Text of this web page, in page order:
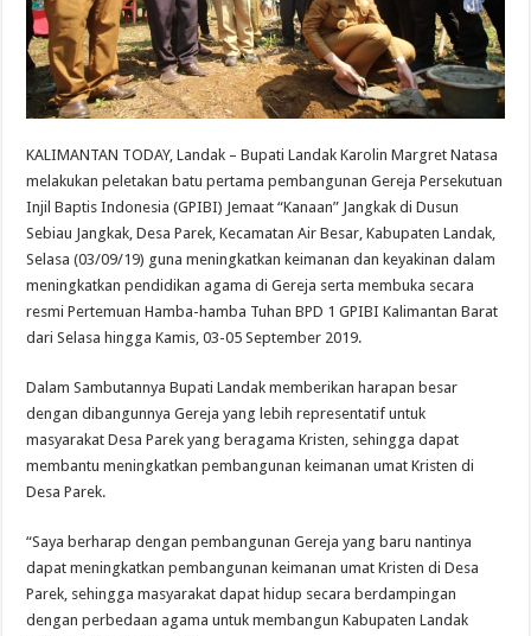
KALIMANTAN TODAY, Landak – Bupati Landak Karolin Margret Natasa
melakukan peletakan batu pertama pembangunan Gereja Persekutuan
Injil Baptis Indonesia (GPIBI) Jemaat “Kanaan” Jangkak di Dusun
Sebiau Jangkak, Desa Parek, Kecamatan Air Besar, Kabupaten Landak,
Selasa (03/09/19) guna meningkatkan keimanan dan keyakinan dalam
meningkatkan pendidikan agama di Gereja serta membuka secara
resmi Pertemuan Hamba-hamba Tuhan BPD 1 GPIBI Kalimantan Barat
dari Selasa hingga Kamis, 03-05 September 2019.
Dalam Sambutannya Bupati Landak memberikan harapan besar
dengan dibangunnya Gereja yang lebih representatif untuk
masyarakat Desa Parek yang beragama Kristen, sehingga dapat
membantu meningkatkan pembangunan keimanan umat Kristen di
Desa Parek.
“Saya berharap dengan pembangunan Gereja yang baru nantinya
dapat meningkatkan pembangunan keimanan umat Kristen di Desa
Parek, sehingga masyarakat dapat hidup secara berdampingan
dengan perbedaan agama untuk membangun Kabupaten Landak